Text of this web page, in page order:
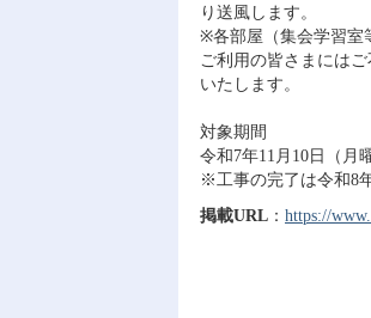
り送風します。
※各部屋（集会学習室
ご利用の皆さまには
いたします。
対象期間
令和7年11月10
※工事の完了は令和8
掲載URL ： https://